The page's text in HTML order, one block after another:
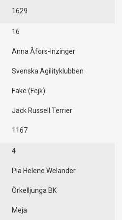
1629
16
Anna Åfors-Inzinger
Svenska Agilityklubben
Fake (Fejk)
Jack Russell Terrier
1167
4
Pia Helene Welander
Örkelljunga BK
Meja